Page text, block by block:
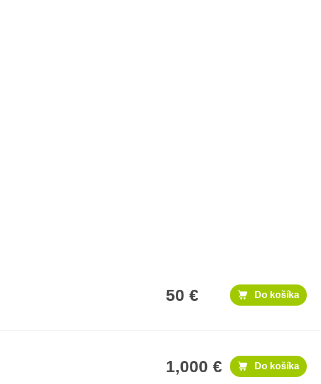
50 € Do košíka
1,000 € Do košíka